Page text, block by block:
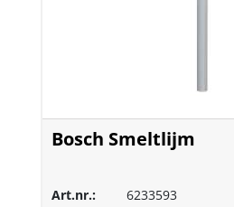
Bosch Smeltlijm
Art.nr.:
6233593